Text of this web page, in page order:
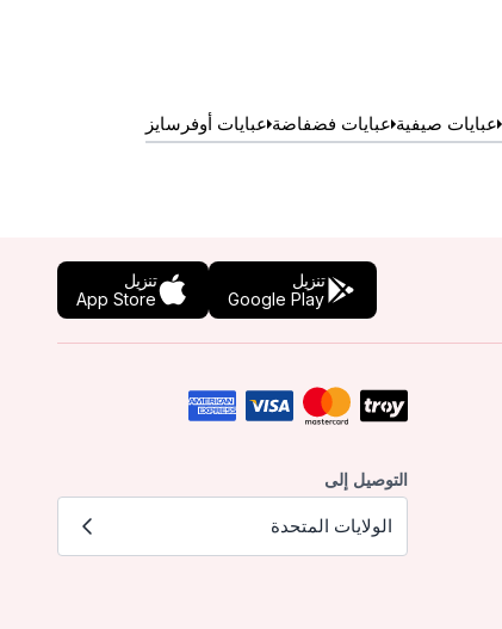
عبايات صيفية عبايات فضفاضة عبايات أوفرسايز
تنزيل
Google Play
تنزيل
App Store
التوصيل إلى
الولايات المتحدة